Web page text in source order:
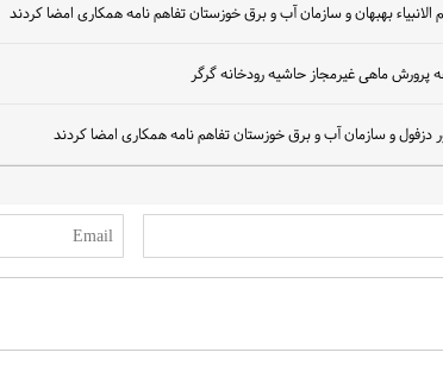
بهبهان و سازمان آب و برق خوزستان تفاهم نامه همکاری امضا کردند
دزفول و سازمان آب و برق خوزستان تفاهم نامه همکاری امضا کردند